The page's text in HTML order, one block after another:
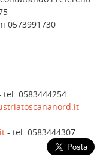
0573991730
0583444254
-
- tel. 0583444307